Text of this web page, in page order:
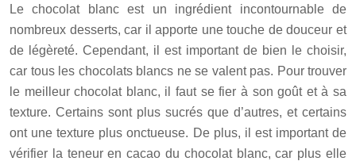
Le chocolat blanc est un ingrédient incontournable de
nombreux desserts, car il apporte une touche de douceur et
de légèreté. Cependant, il est important de bien le choisir,
car tous les chocolats blancs ne se valent pas. Pour trouver
le meilleur chocolat blanc, il faut se fier à son goût et à sa
texture. Certains sont plus sucrés que d’autres, et certains
ont une texture plus onctueuse. De plus, il est important de
vérifier la teneur en cacao du chocolat blanc, car plus elle